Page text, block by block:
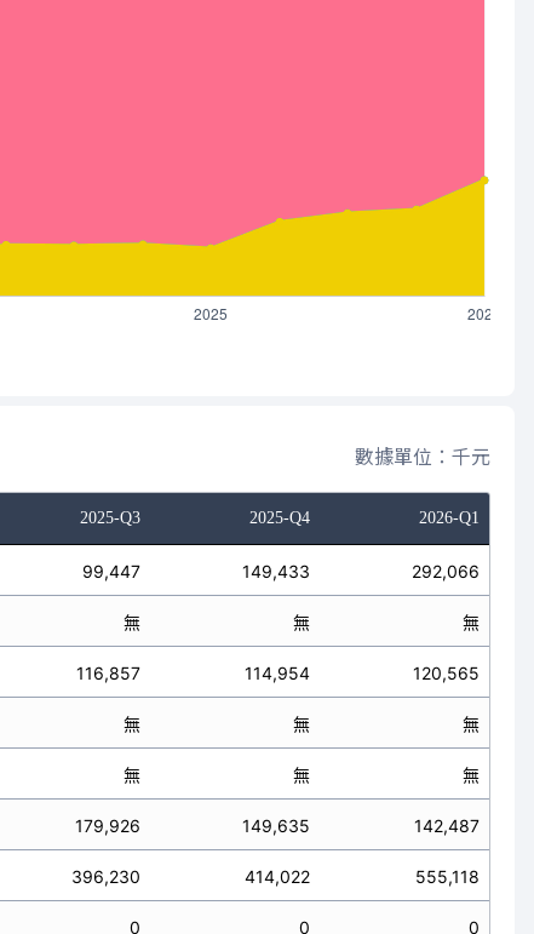
數據單位：千元
2025-Q3 2025-Q4 2026-Q1
99,447 149,433 292,066
無 無 無
116,857 114,954 120,565
無 無 無
無 無 無
179,926 149,635 142,487
396,230 414,022 555,118
0 0 0